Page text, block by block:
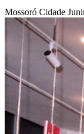
Mossoró Cidade